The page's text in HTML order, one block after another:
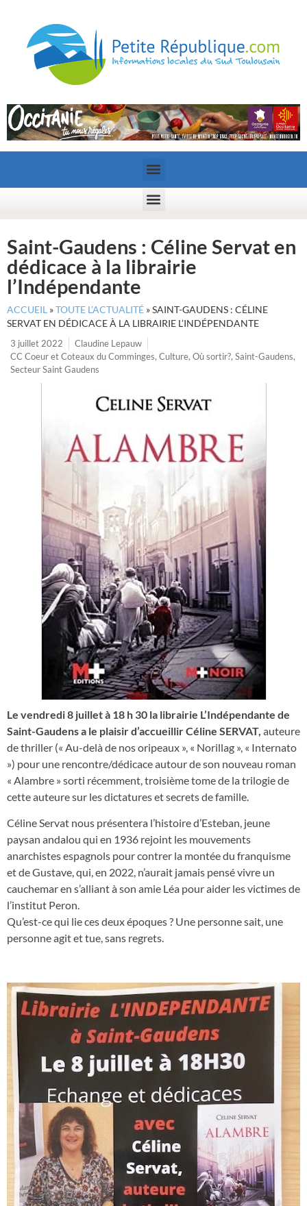
Saint-Gaudens : Céline Servat en
dédicace à la librairie
l’Indépendante
ACCUEIL »TOUTE L’ACTUALITÉ »SAINT-GAUDENS : CÉLINE
SERVAT EN DÉDICACE À LA LIBRAIRIE L’INDÉPENDANTE
3 juillet 2022
Claudine Lepauw
CC Coeur et Coteaux du Comminges, Culture, Où sortir?, Saint-Gaudens,
Secteur Saint Gaudens
Le vendredi 8 juillet à 18 h 30 la librairie L’Indépendante de
Saint-Gaudens a le plaisir d’accueillir Céline SERVAT, auteure
de thriller (« Au-delà de nos oripeaux », « Norillag », « Internato
») pour une rencontre/dédicace autour de son nouveau roman
« Alambre » sorti récemment, troisième tome de la trilogie de
cette auteure sur les dictatures et secrets de famille.
Céline Servat nous présentera l’histoire d’Esteban, jeune
paysan andalou qui en 1936 rejoint les mouvements
anarchistes espagnols pour contrer la montée du franquisme
et de Gustave, qui, en 2022, n’aurait jamais pensé vivre un
cauchemar en s’alliant à son amie Léa pour aider les victimes de
l’institut Peron.
Qu’est-ce qui lie ces deux époques ? Une personne sait, une
personne agit et tue, sans regrets.